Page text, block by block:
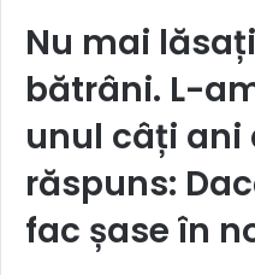
Nu mai
bătrâni. L-
unul câți ani
răspuns:
fac șase în